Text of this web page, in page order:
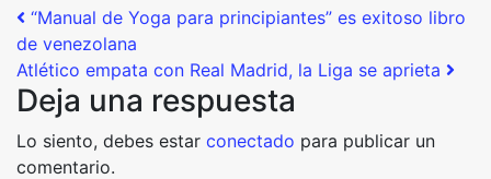
Post navigation
“Manual de Yoga para principiantes” es exitoso libro
de venezolana
Atlético empata con Real Madrid, la Liga se aprieta
Deja una respuesta
Lo siento, debes estar conectado para publicar un
comentario.